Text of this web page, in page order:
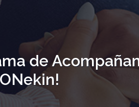
de
ONekin!